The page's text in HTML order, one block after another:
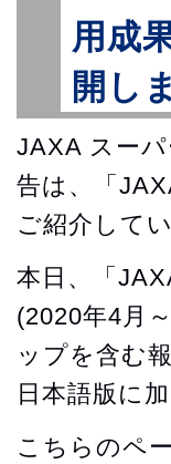
用成
開し
JAXA スー
告は、「
ご紹介してい
本日、「
(2020年4月
ップを含む
日本語版に
こちらのペ